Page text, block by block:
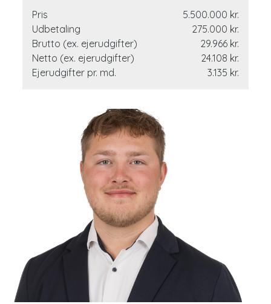
Pris
5.500.000 kr.
Udbetaling
275.000 kr.
Brutto (ex. ejerudgifter)
29.966 kr.
Netto (ex. ejerudgifter)
24.108 kr.
Ejerudgifter pr. md.
3.135 kr.